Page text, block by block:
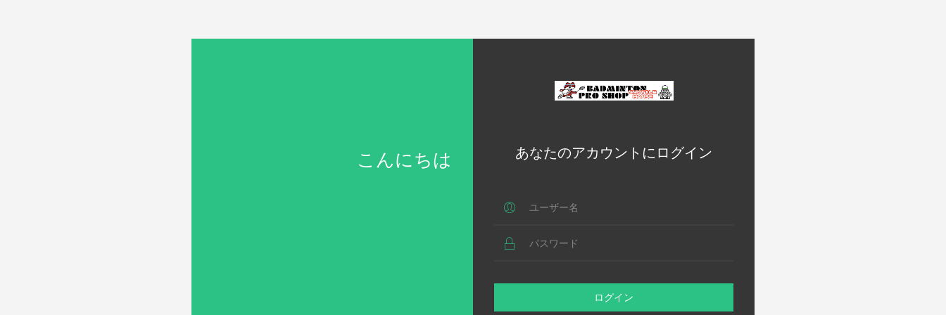
こんにちは あなたのアカウントにログイン
ログイン